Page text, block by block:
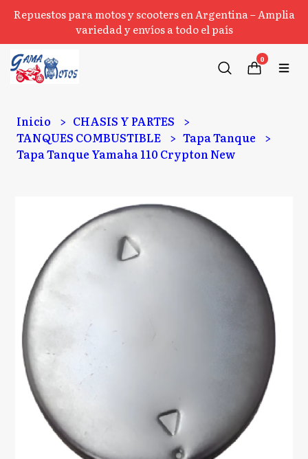
Repuestos para motos y scooters en Argentina – Amplia
variedad y envíos a todo el país
0
Inicio
CHASIS Y PARTES
TANQUES COMBUSTIBLE
Tapa Tanque
Tapa Tanque Yamaha 110 Crypton New